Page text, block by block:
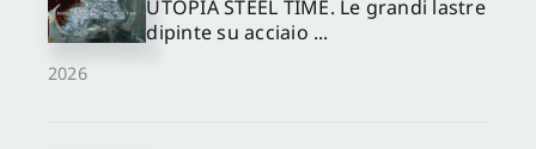
2026
UTOPIA STEEL TIME. Le grandi lastre
dipinte su acciaio ...